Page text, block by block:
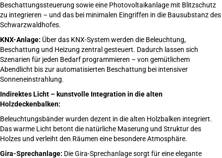
Beschattungssteuerung sowie eine Photovoltaikanlage mit Blitzschutz
zu integrieren – und das bei minimalen Eingriffen in die Bausubstanz des
Schwarzwaldhofes.
KNX-Anlage: Über das KNX-System werden die Beleuchtung,
Beschattung und Heizung zentral gesteuert. Dadurch lassen sich
Szenarien für jeden Bedarf programmieren – von gemütlichem
Abendlicht bis zur automatisierten Beschattung bei intensiver
Sonneneinstrahlung.
Indirektes Licht – kunstvolle Integration in die alten
Holzdeckenbalken:
Beleuchtungsbänder wurden dezent in die alten Holzbalken integriert.
Das warme Licht betont die natürliche Maserung und Struktur des
Holzes und verleiht den Räumen eine besondere Atmosphäre.
Gira-Sprechanlage: Die Gira-Sprechanlage sorgt für eine elegante